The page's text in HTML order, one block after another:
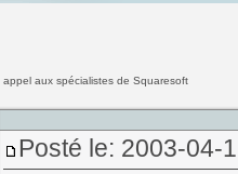
appel aux spécialistes de Squaresoft
Posté le: 2003-04-